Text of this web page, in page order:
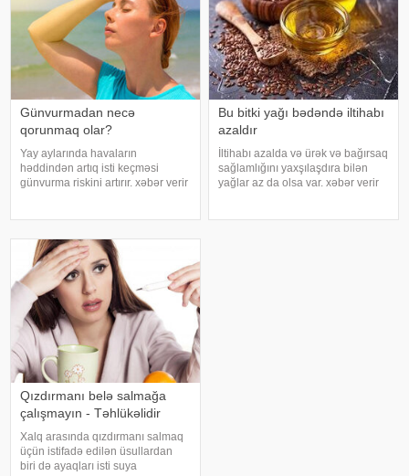
Günvurmadan necə
qorunmaq olar?
Yay aylarında havaların
həddindən artıq isti keçməsi
günvurma riskini artırır. xəbər verir
diqqətli olmalıdırlar.
Günvurmadan qorunma
Bu bitki yağı bədəndə iltihabı
azaldır
İltihabı azalda və ürək və bağırsaq
sağlamlığını yaxşılaşdıra bilən
yağlar az da olsa var. xəbər verir
Qızdırmanı belə salmağa
çalışmayın - Təhlükəlidir
Xalq arasında qızdırmanı salmaq
üçün istifadə edilən üsullardan
biri də ayaqları isti suya